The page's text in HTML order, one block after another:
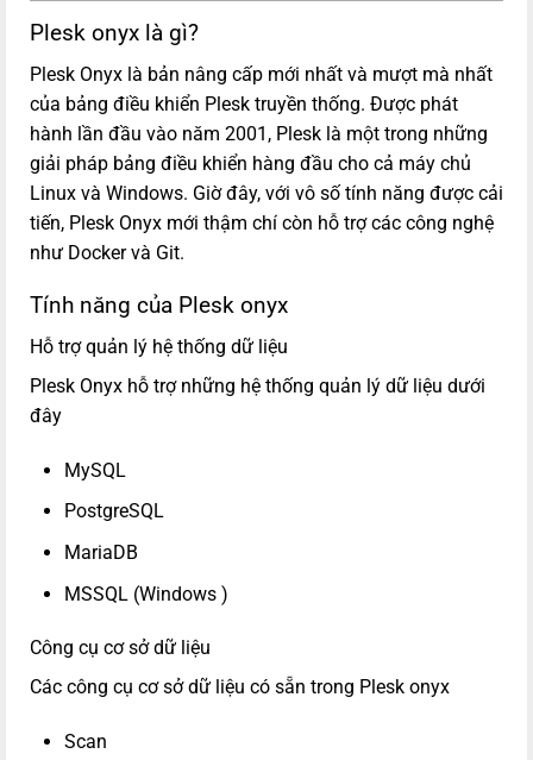
Plesk onyx là gì?
Plesk Onyx là bản nâng cấp mới nhất và mượt mà nhất
của bảng điều khiển Plesk truyền thống. Được phát
hành lần đầu vào năm 2001, Plesk là một trong những
giải pháp bảng điều khiển hàng đầu cho cả máy chủ
Linux và Windows. Giờ đây, với vô số tính năng được cải
tiến, Plesk Onyx mới thậm chí còn hỗ trợ các công nghệ
như Docker và Git.
Tính năng của Plesk onyx
Hỗ trợ quản lý hệ thống dữ liệu
Plesk Onyx hỗ trợ những hệ thống quản lý dữ liệu dưới
đây
MySQL
PostgreSQL
MariaDB
MSSQL (Windows )
Công cụ cơ sở dữ liệu
Các công cụ cơ sở dữ liệu có sẵn trong Plesk onyx
Scan